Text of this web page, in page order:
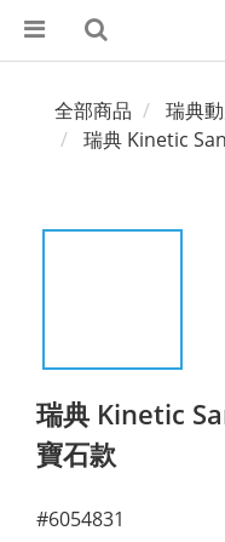
全部商品
瑞典
瑞典 Kinetic
瑞典 Kinetic
寶石款
#6054831